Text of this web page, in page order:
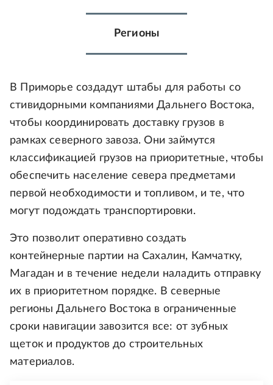
Регионы
В Приморье создадут штабы для работы со
стивидорными компаниями Дальнего Востока,
чтобы координировать доставку грузов в
рамках северного завоза. Они займутся
классификацией грузов на приоритетные, чтобы
обеспечить население севера предметами
первой необходимости и топливом, и те, что
могут подождать транспортировки.
Это позволит оперативно создать
контейнерные партии на Сахалин, Камчатку,
Магадан и в течение недели наладить отправку
их в приоритетном порядке. В северные
регионы Дальнего Востока в ограниченные
сроки навигации завозится все: от зубных
щеток и продуктов до строительных
материалов.